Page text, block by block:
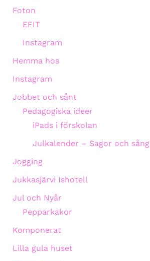
Foton
EFIT
Instagram
Hemma hos
Instagram
Jobbet och sånt
Pedagogiska ideer
iPads i förskolan
Julkalender – Sagor och sång
Jogging
Jukkasjärvi Ishotell
Jul och Nyår
Pepparkakor
Komponerat
Lilla gula huset